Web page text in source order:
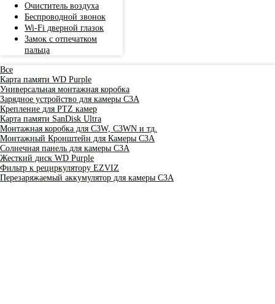
Очиститель воздуха
Беспроводной звонок
Wi-Fi дверной глазок
Замок с отпечатком
пальца
Все
Карта памяти WD Purple
Универсальная монтажная коробка
Зарядное устройство для камеры C3A
Крепление для PTZ камер
Карта памяти SanDisk Ultra
Монтажная коробка для С3W, C3WN и тд.
Монтажный Кронштейн для Камеры C3A
Солнечная панель для камеры C3A
Жесткий диск WD Purple
Фильтр к рециркулятору EZVIZ
Перезаряжаемый аккумулятор для камеры C3A